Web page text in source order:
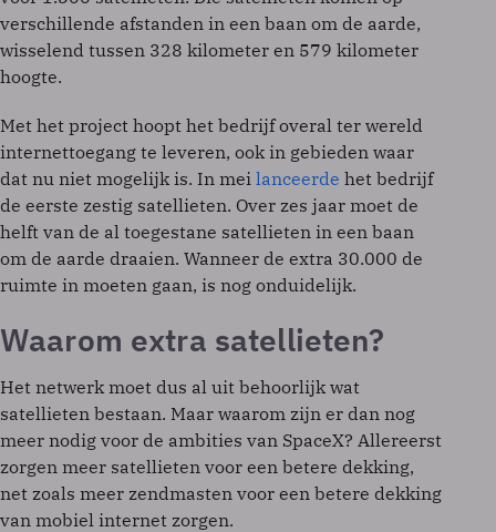
verschillende afstanden in een baan om de aarde,
wisselend tussen 328 kilometer en 579 kilometer
hoogte.
Met het project hoopt het bedrijf overal ter wereld
internettoegang te leveren, ook in gebieden waar
dat nu niet mogelijk is. In mei lanceerde het bedrijf
de eerste zestig satellieten. Over zes jaar moet de
helft van de al toegestane satellieten in een baan
om de aarde draaien. Wanneer de extra 30.000 de
ruimte in moeten gaan, is nog onduidelijk.
Waarom extra satellieten?
Het netwerk moet dus al uit behoorlijk wat
satellieten bestaan. Maar waarom zijn er dan nog
meer nodig voor de ambities van SpaceX? Allereerst
zorgen meer satellieten voor een betere dekking,
net zoals meer zendmasten voor een betere dekking
van mobiel internet zorgen.